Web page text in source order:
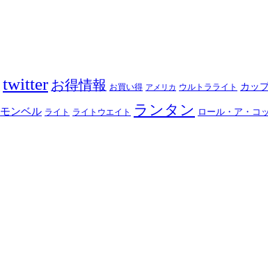
twitter お得情報 お買い得 アメリカ ウルトラライト カッ
モンベル ライト ライトウエイト ランタン ロール・ア・コ